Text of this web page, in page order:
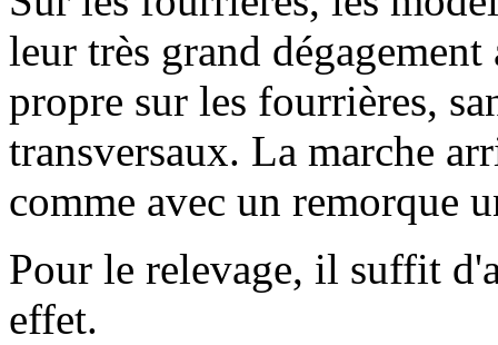
leur très grand
propre sur les fourrières,
transversaux. La marche
comme avec un remorque
Pour le relevage, il suffit
effet.